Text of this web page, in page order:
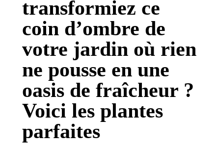
transformiez ce
coin d’ombre de
votre jardin où rien
ne pousse en une
oasis de fraîcheur ?
Voici les plantes
parfaites